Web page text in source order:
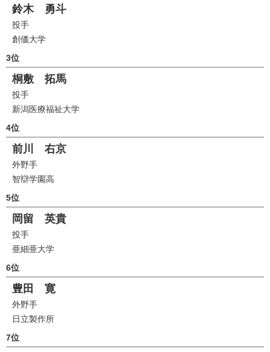
鈴木 勇斗
投手
創価大学
3位
桐敷 拓馬
投手
新潟医療福祉大学
4位
前川 右京
外野手
智辯学園高
5位
岡留 英貴
投手
亜細亜大学
6位
豊田 寛
外野手
日立製作所
7位